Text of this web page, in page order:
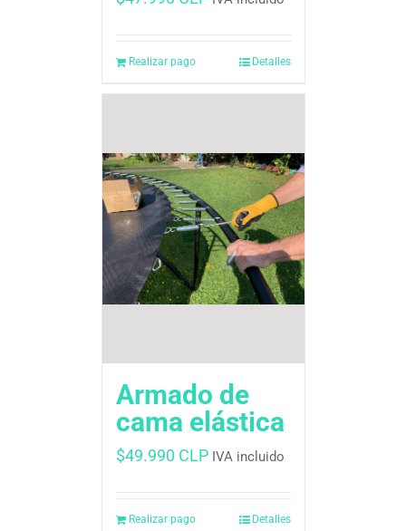
Realizar pago Detalles
Armado de
cama elástica
$49.990 CLP IVA incluido
Realizar pago Detalles